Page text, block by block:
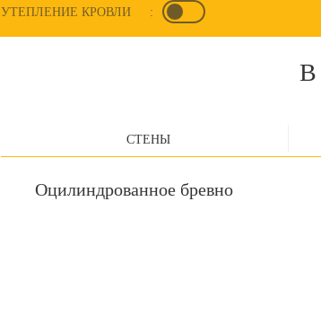
УТЕПЛЕНИЕ КРОВЛИ :
В
СТЕНЫ
Оцилиндрованное бревно